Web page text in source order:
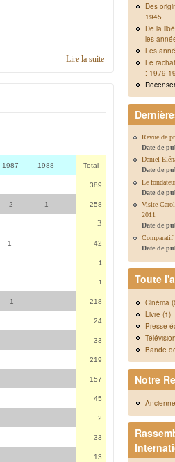
Lire la suite de Préambule
1987 1988 Total
389
2 1 258
3
1 42
1
1
1 218
24
33
219
157
45
2
33
13
Des
1945
De la
les
Les
Le
: 1979-
Revue de
Date de
Daniel
Date de
Le
Date de
Visite
2011
Date de
Comparatif
Date de
Toute
Cinéma
Livre (1)
Presse
Bande
Notre